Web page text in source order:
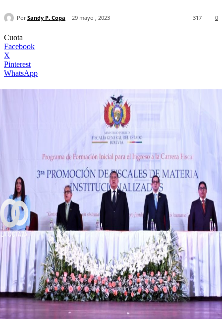
Por Sandy P. Copa 29 mayo , 2023 0
317
Cuota
Facebook
X
Pinterest
WhatsApp